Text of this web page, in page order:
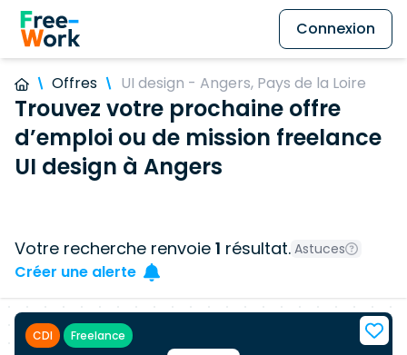
Connexion
Offres UI design - Angers, Pays de la Loire
Trouvez votre prochaine offre
d’emploi ou de mission freelance
UI design à Angers
Votre recherche renvoie 1 résultat. Astuces
Créer une alerte
CDI Freelance